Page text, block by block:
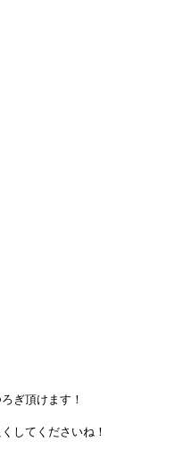
ぎ頂けます！
してくださいね！